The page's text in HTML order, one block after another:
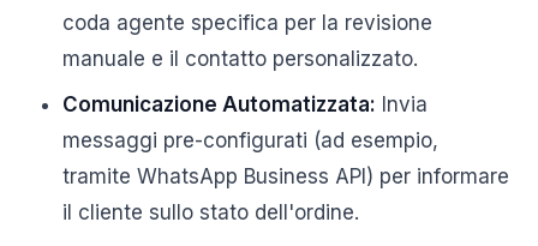
coda agente specifica per la revisione
manuale e il contatto personalizzato.
Comunicazione Automatizzata: Invia
messaggi pre-configurati (ad esempio,
tramite WhatsApp Business API) per informare
il cliente sullo stato dell'ordine.